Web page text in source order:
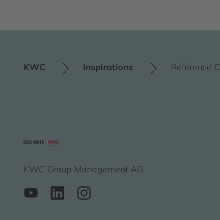
KWC Inspirations Référence
KWC Group Management AG